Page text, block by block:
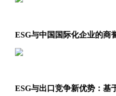
ESG与中国国际化企业的商
ESG与出口竞争新优势：基